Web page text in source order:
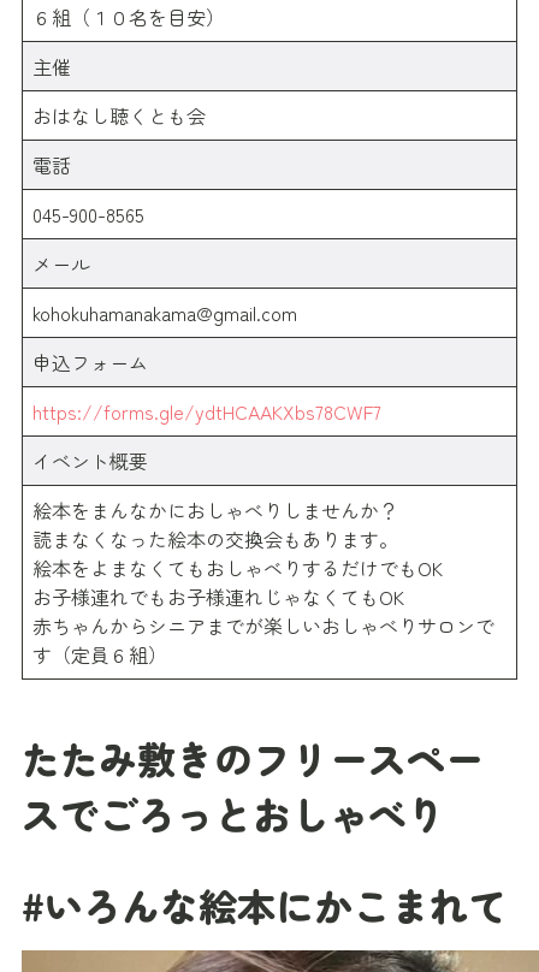
６組（１０名を目安）
主催
おはなし聴くとも会
電話
045-900-8565
メール
kohokuhamanakama@gmail.com
申込フォーム
https://forms.gle/ydtHCAAKXbs78CWF7
イベント概要
絵本をまんなかにおしゃべりしませんか？
読まなくなった絵本の交換会もあります。
絵本をよまなくてもおしゃべりするだけでもOK
お子様連れでもお子様連れじゃなくてもOK
赤ちゃんからシニアまでが楽しいおしゃべりサロンで
す（定員６組）
たたみ敷きのフリースペー
スでごろっとおしゃべり
#いろんな絵本にかこまれて